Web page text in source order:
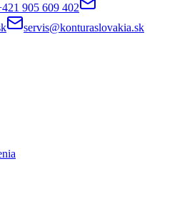
905 609 402
servis@konturaslovakia.sk